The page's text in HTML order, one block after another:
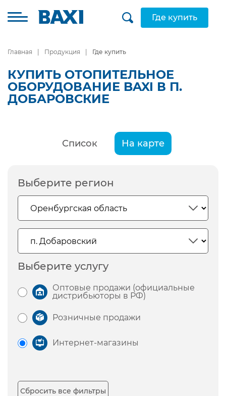
Где купить
Главная Продукция Где купить
КУПИТЬ ОТОПИТЕЛЬНОЕ
ОБОРУДОВАНИЕ BAXI В П.
ДОБАРОВСКИЕ
Список На карте
Выберите регион
Выберите услугу
Оптовые продажи (официальные
дистрибьюторы в РФ)
Розничные продажи
Интернет-магазины
Сбросить все фильтры